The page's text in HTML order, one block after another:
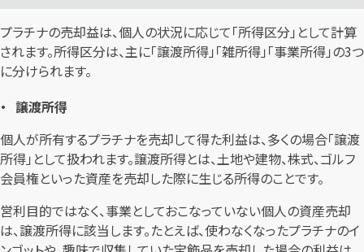
プラチナの売却益は、個人の状況に応じて「所得区分」として計算
されます。所得区分は、主に「譲渡所得」「雑所得」「事業所得」の3つ
に分けられます。
譲渡所得
個人が所有するプラチナを売却して得た利益は、多くの場合「譲渡
所得」として扱われます。譲渡所得とは、土地や建物、株式、ゴルフ
会員権といった資産を売却した際に生じる所得のことです。
営利目的ではなく、事業としておこなっていない個人の資産売却
は、譲渡所得に該当します。たとえば、使わなくなったプラチナのイ